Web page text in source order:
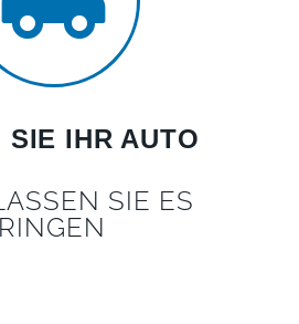
SIE IHR AUTO
SIE ES